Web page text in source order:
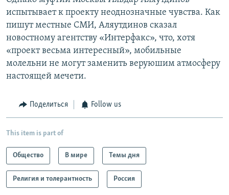
испытывает к проекту неоднозначные чувства. Как
пишут местные СМИ, Аляутдинов сказал
новостному агентству «Интерфакс», что, хотя
«проект весьма интересный», мобильные
молельни не могут заменить веруюшим атмосферу
настоящей мечети.
Поделиться Follow us
This item is part of
Общество В мире Темы дня
Религия и толерантность Россия